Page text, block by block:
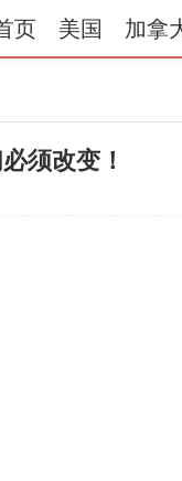
页 美国 加拿
须改变！